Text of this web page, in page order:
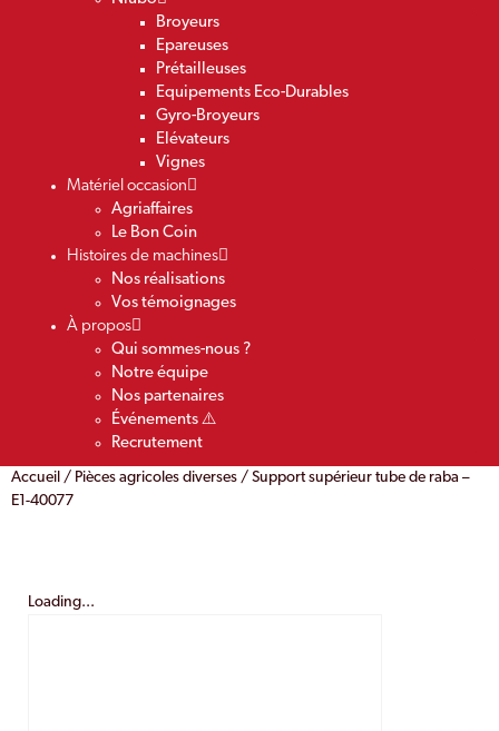
Broyeurs
Epareuses
Prétailleuses
Equipements Eco-Durables
Gyro-Broyeurs
Elévateurs
Vignes
Matériel occasion
Agriaffaires
Le Bon Coin
Histoires de machines
Nos réalisations
Vos témoignages
À propos
Qui sommes-nous ?
Notre équipe
Nos partenaires
Événements ⚠️
Recrutement
Accueil / Pièces agricoles diverses / Support supérieur tube de raba –
E1-40077
Loading...